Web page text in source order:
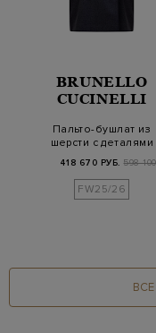
BRUNELLO
CUCINELLI
Пальто-бушлат из
шерсти с деталями
Мониль на манжетах
418 670 РУБ. 598
FW25/26